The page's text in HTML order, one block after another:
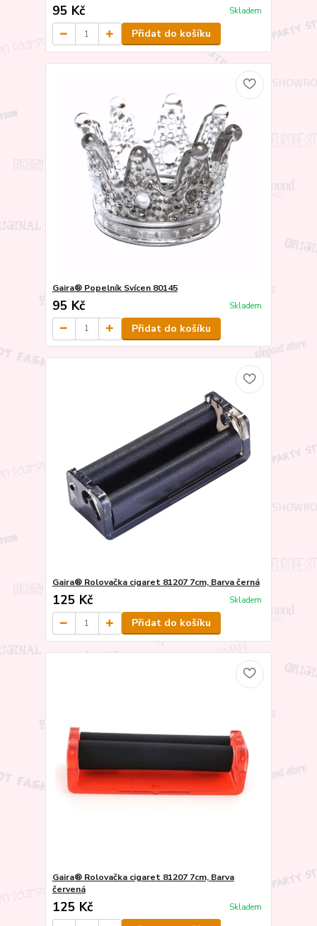
95 Kč Skladem
Přidat do košíku
Gaira® Popelník Svícen 80145
95 Kč Skladem
Přidat do košíku
Gaira® Rolovačka cigaret 81207 7cm, Barva černá
125 Kč Skladem
Přidat do košíku
Gaira® Rolovačka cigaret 81207 7cm, Barva
červená
125 Kč Skladem